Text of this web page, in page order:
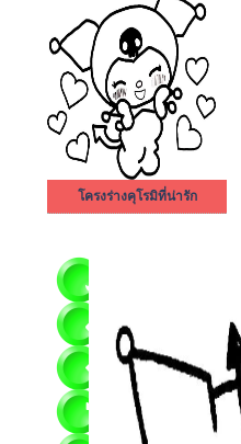
โครงร่างคุโรมิที่น่ารัก